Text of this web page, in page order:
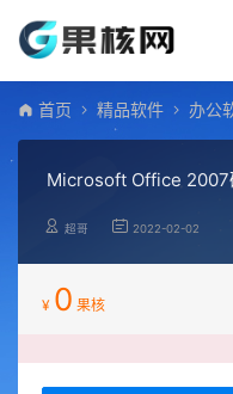
首页 精品软件 办公
Microsoft Office 2007
超哥 2022-02-02
¥ 0 果核